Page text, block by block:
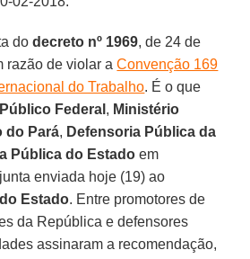
dodecreto nº 1969, de 24 de
razão de violar aConvenção 169
do Trabalho. É o que
Federal , Ministério
do Pará, Defensoria Pública da
Pública do Estado em
enviada hoje (19) ao
Estado. Entre promotores de
da República e defensores
assinaram a recomendação,